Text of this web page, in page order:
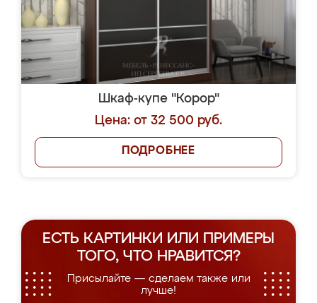
Шкаф-купе "Корор"
Цена: от 32 500 руб.
ПОДРОБНЕЕ
ЕСТЬ КАРТИНКИ ИЛИ ПРИМЕРЫ
ТОГО, ЧТО НРАВИТСЯ?
Присылайте — сделаем также или
лучше!